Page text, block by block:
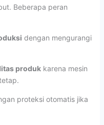
Beberapa peran
dengan mengurangi
produkkarena mesin
proteksi otomatis jika